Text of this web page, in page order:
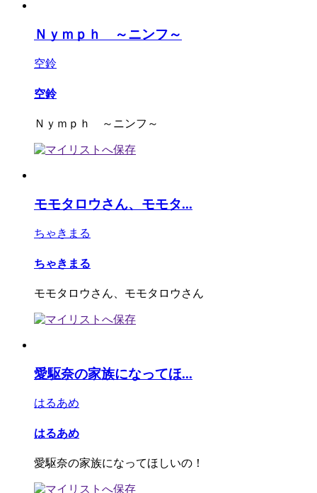
Ｎｙｍｐｈ ～ニンフ～
空鈴
空鈴
Ｎｙｍｐｈ ～ニンフ～
モモタロウさん、モモタ...
ちゃきまる
ちゃきまる
モモタロウさん、モモタロウさん
愛駆奈の家族になってほ...
はるあめ
はるあめ
愛駆奈の家族になってほしいの！